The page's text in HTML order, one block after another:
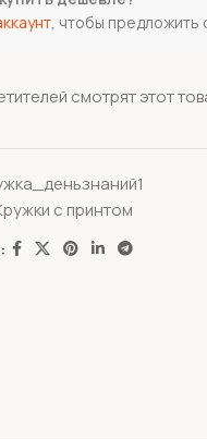
, чтобы предложить
смотрят этот
с принтом